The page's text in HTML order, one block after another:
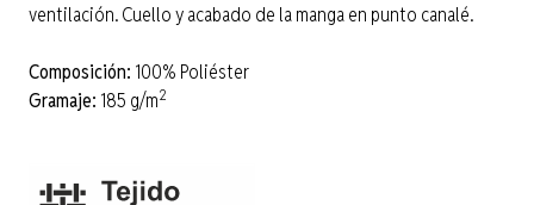
ventilación. Cuello y acabado de la manga en punto canalé.
Composición: 100% Poliéster
Gramaje: 185 g/m2